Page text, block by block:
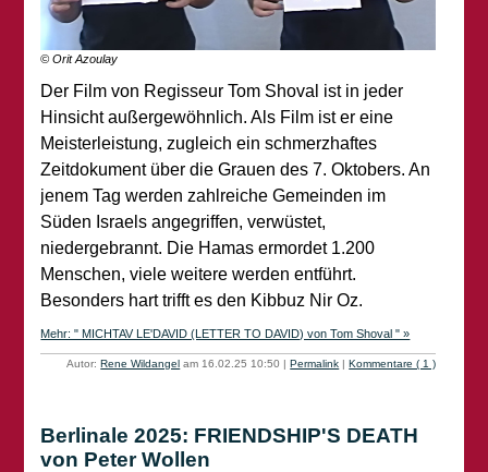
© Orit Azoulay
Der Film von Regisseur Tom Shoval ist in jeder
Hinsicht außergewöhnlich. Als Film ist er eine
Meisterleistung, zugleich ein schmerzhaftes
Zeitdokument über die Grauen des 7. Oktobers. An
jenem Tag werden zahlreiche Gemeinden im
Süden Israels angegriffen, verwüstet,
niedergebrannt. Die Hamas ermordet 1.200
Menschen, viele weitere werden entführt.
Besonders hart trifft es den Kibbuz Nir Oz.
Mehr: " MICHTAV LE'DAVID (LETTER TO DAVID) von Tom Shoval " »
Autor:Rene Wildangel am 16.02.25 10:50 |Permalink |Kommentare ( 1 )
Berlinale 2025: FRIENDSHIP'S DEATH
von Peter Wollen